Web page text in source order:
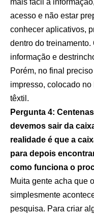
acesso e não estar
conhecer aplicativos,
dentro do
informação e
Porém, no final
impresso, colocado
têxtil.
Pergunta 4:
devemos sair da
realidade é que a
para depois
como funciona o
Muita gente acha que
simplesmente
pesquisa. Para criar